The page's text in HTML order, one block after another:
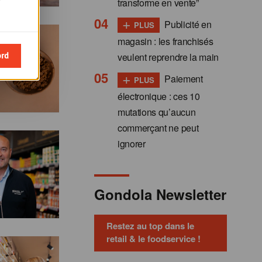
+ PLUS
Publicité en
magasin : les franchisés
veulent reprendre la main
+ PLUS
Paiement
électronique : ces 10
mutations qu’aucun
commerçant ne peut
ignorer
Gondola Newsletter
Restez au top dans le
retail & le foodservice !